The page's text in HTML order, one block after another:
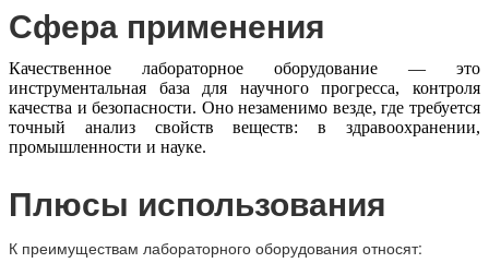
Сфера применения
Качественное лабораторное оборудование — это
инструментальная база для научного прогресса, контроля
качества и безопасности. Оно незаменимо везде, где требуется
точный анализ свойств веществ: в здравоохранении,
промышленности и науке.
Плюсы использования
К преимуществам лабораторного оборудования относят: